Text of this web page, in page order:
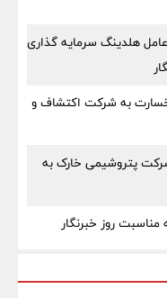
هلدینگ سرمایه گذاری
میلیارد ریال خسارت به شرکت اکتشاف و
پتروشیمی خارک به
روز خبرنگار